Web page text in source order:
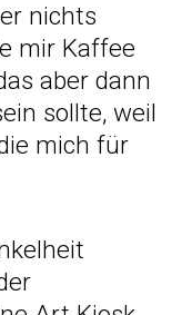
nichts
mir Kaffee
aber dann
sollte, weil
mich für